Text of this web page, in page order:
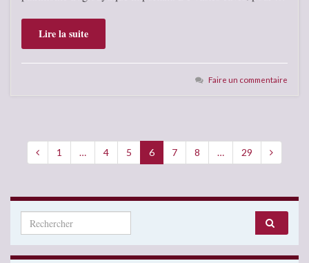
Lire la suite
Faire un commentaire
1 … 4 5 6 7 8 … 29
Search for: